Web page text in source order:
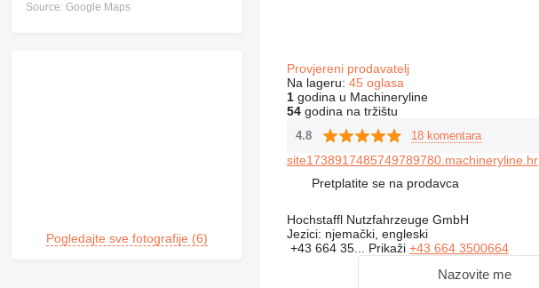
Source: Google Maps
Pogledajte sve fotografije (6)
Provjereni prodavatelj
Na lageru: 45 oglasa
1godina u Machineryline
54godina na tržištu
4.8 18 komentara
site1738917485749789780.machineryline.hr
Pretplatite se na prodavca
Hochstaffl Nutzfahrzeuge GmbH
Jezici: njemački, engleski
+43 664 35... Prikaži +43 664 3500664
Nazovite me